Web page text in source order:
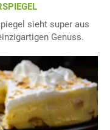
sieht super aus
Genuss.